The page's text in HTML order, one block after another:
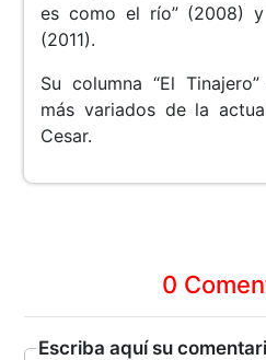
es como el río” (2008) y
(2011).
Su columna “El
más variados de la
Cesar.
0
Escriba aquí su